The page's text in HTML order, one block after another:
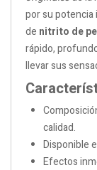
por su potencia
de nitrito de
rápido,
llevar sus
calidad.
Disponible
Efectos